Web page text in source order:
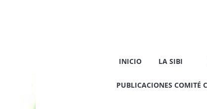
INICIO LA SIBI
PUBLICACIONES COMITÉ